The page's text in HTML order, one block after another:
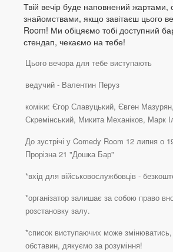
Твій вечір буде наповнений жартами,
знайомствами, якщо завітаєш цього
Room! Ми обіцяємо тобі доступний
стендап, чекаємо на тебе!
Цього вечора для тебе виступають
ведучий - Валентин Перуз
коміки: Єгор Славуцький, Євген
Скремінський, Микита Механіков, Марк
До зустрічі у Comedy Room 12 липня о
Прорізна 21 "Дошка Бар"
*вхід для військовослужбовців -
*організатор залишає за собою право
розстановку залу.
*список виступаючих може
обставин, дякуємо за розуміння!